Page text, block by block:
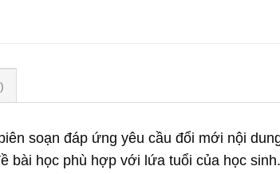
soạn đáp ứng yêu cầu đổi mới nội
bài học phù hợp với lứa tuổi của học